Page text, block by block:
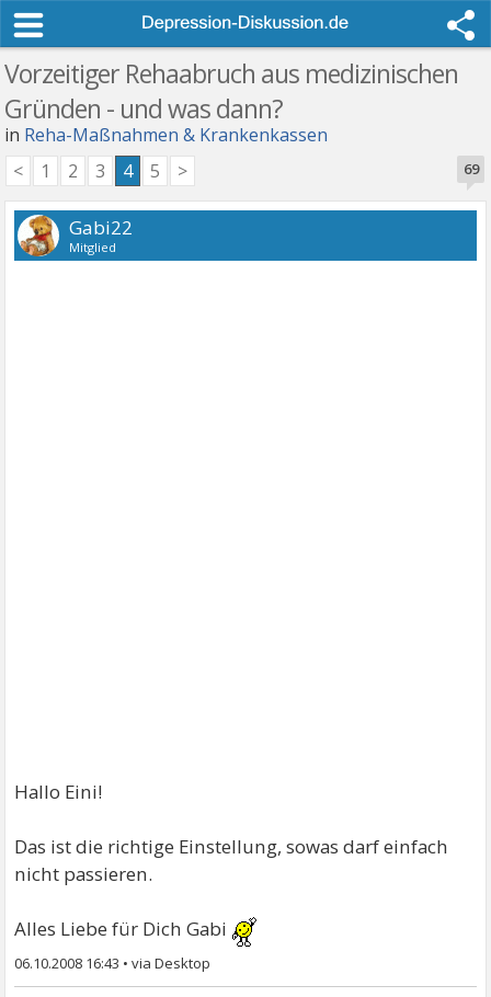
Vorzeitiger Rehaabruch aus medizinischen
Gründen - und was dann?
in Reha-Maßnahmen & Krankenkassen
69
< 1 2 3 4 5 >
Gabi22
Mitglied
Hallo Eini!
Das ist die richtige Einstellung, sowas darf einfach
nicht passieren.
Alles Liebe für Dich Gabi
06.10.2008 16:43 •